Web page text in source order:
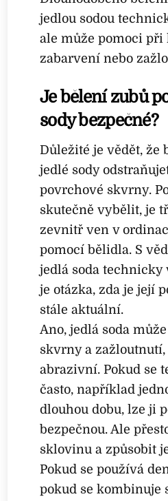
jedlou sodou
ale může pomoci
zabarvení nebo
Je bělení zubů
sody bezpečné?
Důležité je vědět, že
jedlé sody
povrchové skvrny.
skutečně vybělit, je
zevnitř ven v
pomocí bělidla. S
jedlá soda technicky
je otázka, zda je její
stále aktuální.
Ano, jedlá soda
skvrny a
abrazivní. Pokud se
často, například
dlouhou dobu, lze ji
bezpečnou. Ale
sklovinu a způsobit
Pokud se používá
pokud se kombinuje